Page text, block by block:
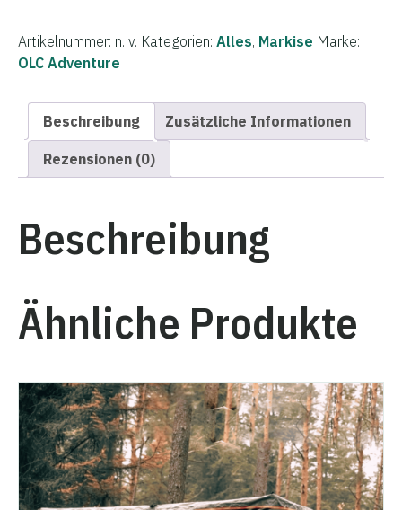
Fahrer-
oder
Menge
Artikelnummer: n. v. Kategorien: Alles, Markise Marke:
OLC Adventure
Beschreibung Zusätzliche Informationen
Rezensionen (0)
Beschreibung
Ähnliche Produkte